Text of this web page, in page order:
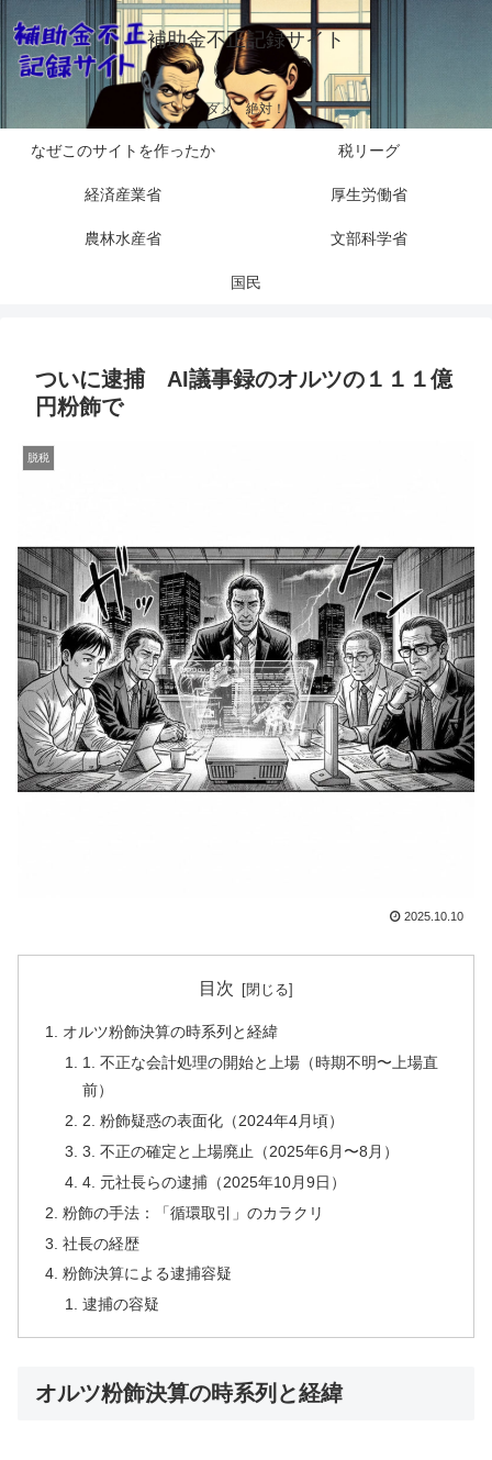
補助金不正記録サイト
ダメ、絶対！
なぜこのサイトを作ったか 税リーグ
経済産業省 厚生労働省
農林水産省 文部科学省
国民
ついに逮捕 AI議事録のオルツの１１１億
円粉飾で
脱税
2025.10.10
目次
オルツ粉飾決算の時系列と経緯
1. 不正な会計処理の開始と上場（時期不明〜上場直
前）
2. 粉飾疑惑の表面化（2024年4月頃）
3. 不正の確定と上場廃止（2025年6月〜8月）
4. 元社長らの逮捕（2025年10月9日）
粉飾の手法：「循環取引」のカラクリ
社長の経歴
粉飾決算による逮捕容疑
逮捕の容疑
オルツ粉飾決算の時系列と経緯